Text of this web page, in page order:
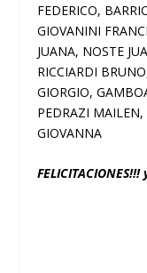
FEDERICO,
GIOVANINI
JUANA, NOSTE
RICCIARDI
GIORGIO,
PEDRAZI
GIOVANNA